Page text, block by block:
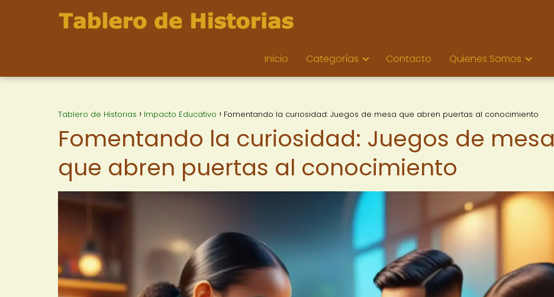
Inicio Categorías Contacto Quienes Somos
Tablero de Historias Impacto Educativo Fomentando la curiosidad: Juegos de mesa que abren puertas al conocimiento
Fomentando la curiosidad: Juegos de mesa
que abren puertas al conocimiento